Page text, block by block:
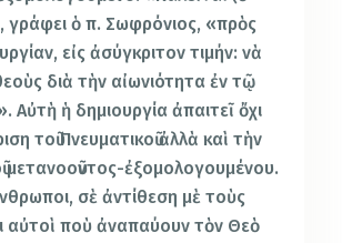
γράφει ὁ π. Σωφρόνιος, «πρὸς
εἰς ἀσύγκριτον τιμήν: νὰ
διὰ τὴν αἰωνιότητα ἐν τῷ
Αὐτὴ ἡ δημιουργία ἀπαιτεῖ ὄχι
τοῦ Πνευματικοῦ ἀλλὰ καὶ τὴν
μετανοοῦντος-ἐξομολογουμένου.
σὲ ἀντίθεση μὲ τοὺς
αὐτοὶ ποὺ ἀναπαύουν τὸν Θεὸ